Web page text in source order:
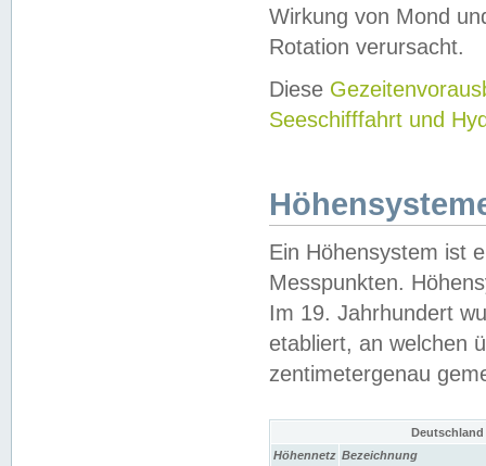
Wirkung von Mond
Rotation verursacht.
Diese
Seeschifffahrt und
Ein Höhensystem ist
Messpunkten.
Im 19. Jahrhundert
etabliert, an welchen
zentimetergenau
Höhennetz Bezeichnung